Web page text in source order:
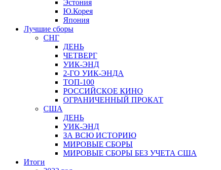
Эстония
Ю.Корея
Япония
Лучшие сборы
СНГ
ДЕНЬ
ЧЕТВЕРГ
УИК-ЭНД
2-ГО УИК-ЭНДА
ТОП-100
РОССИЙСКОЕ КИНО
ОГРАНИЧЕННЫЙ ПРОКАТ
США
ДЕНЬ
УИК-ЭНД
ЗА ВСЮ ИСТОРИЮ
МИРОВЫЕ СБОРЫ
МИРОВЫЕ СБОРЫ БЕЗ УЧЕТА США
Итоги